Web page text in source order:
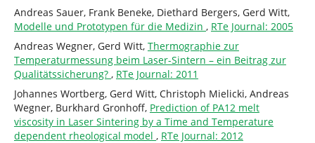
Andreas Sauer, Frank Beneke, Diethard Bergers, Gerd Witt,
Modelle und Prototypen für die Medizin , RTe Journal: 2005
Andreas Wegner, Gerd Witt, Thermographie zur
Temperaturmessung beim Laser-Sintern – ein Beitrag zur
Qualitätssicherung? , RTe Journal: 2011
Johannes Wortberg, Gerd Witt, Christoph Mielicki, Andreas
Wegner, Burkhard Gronhoff, Prediction of PA12 melt
viscosity in Laser Sintering by a Time and Temperature
dependent rheological model , RTe Journal: 2012